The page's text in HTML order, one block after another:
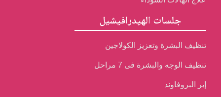
جلسات الهيدرافيشيل
تنظيف البشرة وتعزيز الكولاجين
تنظيف الوجه والبشرة فى 7 مراحل
إبر البروفاوند